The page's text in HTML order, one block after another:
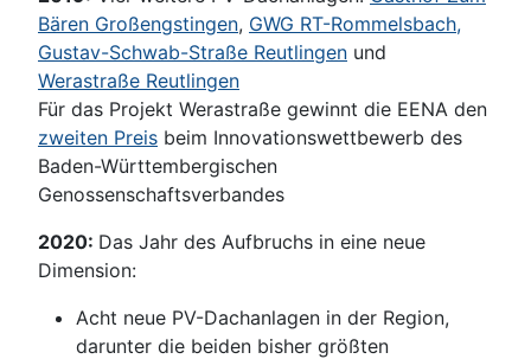
Bären Großengstingen, GWG RT-Rommelsbach,
Gustav-Schwab-Straße Reutlingen und
Werastraße Reutlingen
Für das Projekt Werastraße gewinnt die EENA den
zweiten Preis beim Innovationswettbewerb des
Baden-Württembergischen
Genossenschaftsverbandes
2020: Das Jahr des Aufbruchs in eine neue
Dimension:
Acht neue PV-Dachanlagen in der Region,
darunter die beiden bisher größten